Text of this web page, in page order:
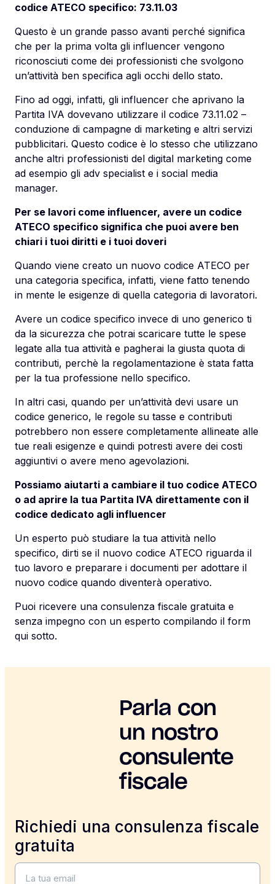
codice ATECO specifico: 73.11.03
Questo è un grande passo avanti perché significa
che per la prima volta gli influencer vengono
riconosciuti come dei professionisti che svolgono
un’attività ben specifica agli occhi dello stato.
Fino ad oggi, infatti, gli influencer che aprivano la
Partita IVA dovevano utilizzare il codice 73.11.02 –
conduzione di campagne di marketing e altri servizi
pubblicitari. Questo codice è lo stesso che utilizzano
anche altri professionisti del digital marketing come
ad esempio gli adv specialist e i social media
manager.
Per se lavori come influencer, avere un codice
ATECO specifico significa che puoi avere ben
chiari i tuoi diritti e i tuoi doveri
Quando viene creato un nuovo codice ATECO per
una categoria specifica, infatti, viene fatto tenendo
in mente le esigenze di quella categoria di lavoratori.
Avere un codice specifico invece di uno generico ti
da la sicurezza che potrai scaricare tutte le spese
legate alla tua attività e pagherai la giusta quota di
contributi, perchè la regolamentazione è stata fatta
per la tua professione nello specifico.
In altri casi, quando per un’attività devi usare un
codice generico, le regole su tasse e contributi
potrebbero non essere completamente allineate alle
tue reali esigenze e quindi potresti avere dei costi
aggiuntivi o avere meno agevolazioni.
Possiamo aiutarti a cambiare il tuo codice ATECO
o ad aprire la tua Partita IVA direttamente con il
codice dedicato agli influencer
Un esperto può studiare la tua attività nello
specifico, dirti se il nuovo codice ATECO riguarda il
tuo lavoro e preparare i documenti per adottare il
nuovo codice quando diventerà operativo.
Puoi ricevere una consulenza fiscale gratuita e
senza impegno con un esperto compilando il form
qui sotto.
Parla con
un nostro
consulente
fiscale
Richiedi una consulenza fiscale
gratuita